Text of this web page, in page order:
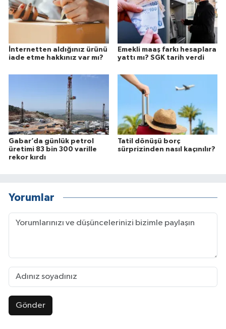
İnternetten aldığınız ürünü
iade etme hakkınız var mı?
Emekli maaş farkı hesaplara
yattı mı? SGK tarih verdi
Gabar’da günlük petrol
üretimi 83 bin 300 varille
rekor kırdı
Tatil dönüşü borç
sürprizinden nasıl kaçınılır?
Yorumlar
Gönder